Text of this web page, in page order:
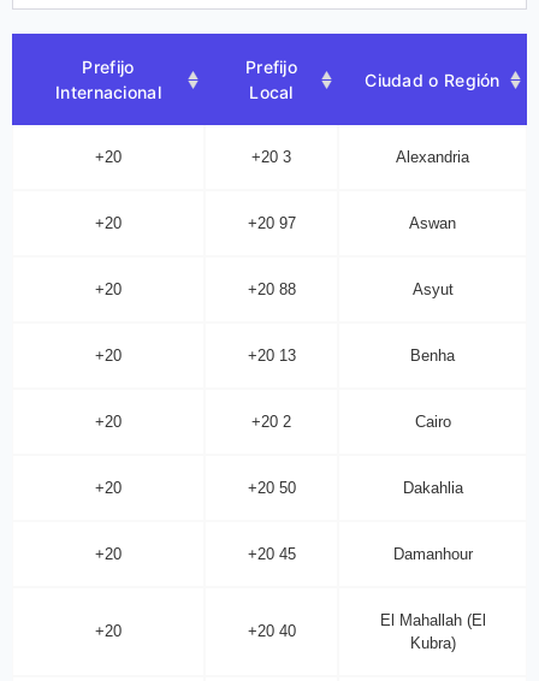
Prefijo
Internacional
Prefijo
Local
Ciudad o Región
+20 +20 3 Alexandria
+20 +20 97 Aswan
+20 +20 88 Asyut
+20 +20 13 Benha
+20 +20 2 Cairo
+20 +20 50 Dakahlia
+20 +20 45 Damanhour
+20 +20 40
El Mahallah (El
Kubra)